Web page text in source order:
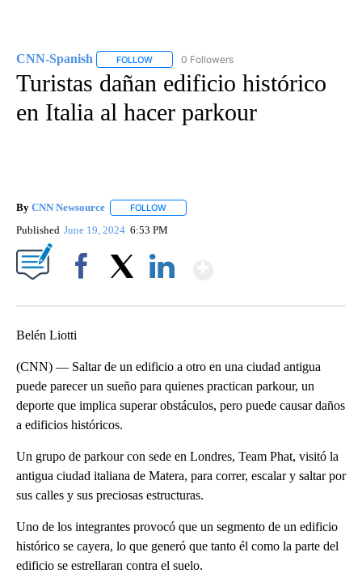
CNN-Spanish FOLLOW FOLLOW "CNN-SPANISH" TO RECEIVE
0 Followers
Turistas dañan edificio histórico
en Italia al hacer parkour
By CNN Newsource FOLLOW
Published June 19, 2024 6:53 PM
Belén Liotti
(CNN) — Saltar de un edificio a otro en una ciudad antigua
puede parecer un sueño para quienes practican parkour, un
deporte que implica superar obstáculos, pero puede causar daños
a edificios históricos.
Un grupo de parkour con sede en Londres, Team Phat, visitó la
antigua ciudad italiana de Matera, para correr, escalar y saltar por
sus calles y sus preciosas estructuras.
Uno de los integrantes provocó que un segmento de un edificio
histórico se cayera, lo que generó que tanto él como la parte del
edificio se estrellaran contra el suelo.